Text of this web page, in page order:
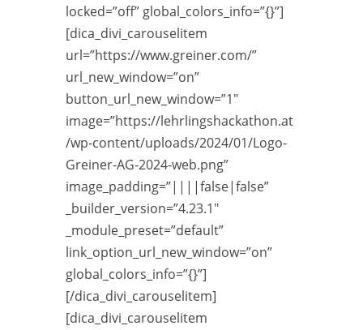
locked=”off” global_colors_info=”{}”]
[dica_divi_carouselitem
url=”https://www.greiner.com/”
url_new_window=”on”
button_url_new_window=”1″
image=”https://lehrlingshackathon.at
/wp-content/uploads/2024/01/Logo-
Greiner-AG-2024-web.png”
image_padding=”||||false|false”
_builder_version=”4.23.1″
_module_preset=”default”
link_option_url_new_window=”on”
global_colors_info=”{}”]
[/dica_divi_carouselitem]
[dica_divi_carouselitem